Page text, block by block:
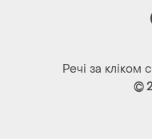
Речі за кліком
©